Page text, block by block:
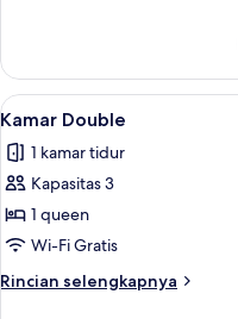
Kamar
Double
Basic
Lihat
semua
foto
untuk
Kamar
Double
8
Kamar Double
1 kamar tidur
Kapasitas 3
1 queen
Wi-Fi Gratis
Rincian selengkapnya
Rincian